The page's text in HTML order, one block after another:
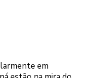
em